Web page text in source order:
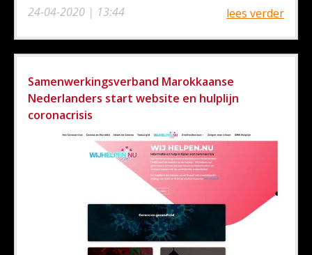
24-04-2020 | 13:44
lees verder
Samenwerkingsverband Marokkaanse
Nederlanders start website en hulplijn
coronacrisis